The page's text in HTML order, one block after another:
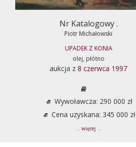
Nr Katalogowy .
Piotr Michałowski
UPADEK Z KONIA
olej, płótno
aukcja z 8 czerwca 1997
Wywoławcza: 290 000 zł
Cena uzyskana: 345 000 zł
... więcej ...